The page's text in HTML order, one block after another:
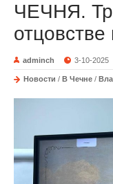
ЧЕЧНЯ.
adminch 3-10-2025
Новости / В Чечне /